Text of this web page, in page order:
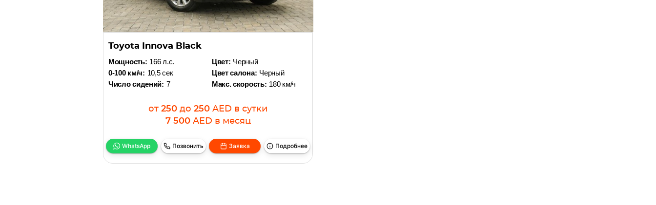
Toyota Innova Black
Мощность: 166 л.с.
0-100 км/ч: 10,5 сек
Число сидений: 7
Цвет: Черный
Цвет салона: Черный
Макс. скорость: 180 км/ч
от 250 до 250 AED в сутки
7 500 AED в месяц
WhatsApp Позвонить Заявка Подробнее